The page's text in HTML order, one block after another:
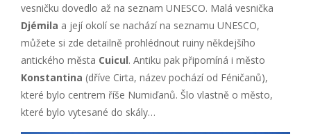
vesničku dovedlo až na seznam UNESCO. Malá vesnička
Djémila a její okolí se nachází na seznamu UNESCO,
můžete si zde detailně prohlédnout ruiny někdejšího
antického města Cuicul. Antiku pak připomíná i město
Konstantina (dříve Cirta, název pochází od Féničanů),
které bylo centrem říše Numiďanů. Šlo vlastně o město,
které bylo vytesané do skály…